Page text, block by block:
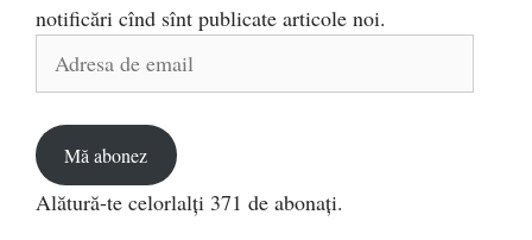
notificări cînd sînt publicate articole noi.
Adresa
Mă abonez
Alătură-te celorlalți 371 de abonați.